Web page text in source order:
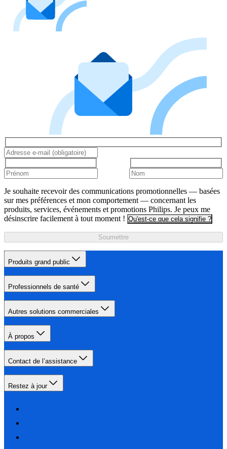
Je souhaite recevoir des communications promotionnelles — basées
sur mes préférences et mon comportement — concernant les
produits, services, événements et promotions Philips. Je peux me
désinscrire facilement à tout moment ! Qu'est-ce que cela signifie ?
Soumettre
Produits grand public
Professionnels de santé
Autres solutions commerciales
À propos
Contact de l’assistance
Restez à jour